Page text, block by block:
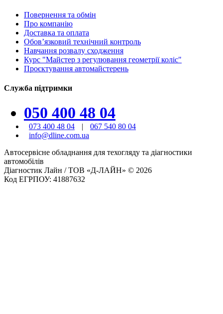
Повернення та обмін
Про компанію
Доставка та оплата
Обов’язковий технічний контроль
Навчання розвалу сходження
Курс "Майстер з регулювання геометрії коліс"
Проєктування автомайстерень
Служба підтримки
050 400 48 04
073 400 48 04 |
067 540 80 04
info@dline.com.ua
Автосервісне обладнання для техогляду та діагностики
автомобілів
Діагностик Лайн / ТОВ «Д-ЛАЙН» © 2026
Код ЕГРПОУ: 41887632